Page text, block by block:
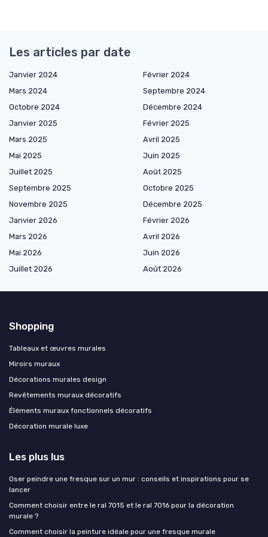
Les articles par date
Janvier 2024
Février 2024
Mars 2024
Septembre 2024
Octobre 2024
Décembre 2024
Janvier 2025
Février 2025
Mars 2025
Avril 2025
Mai 2025
Juin 2025
Juillet 2025
Août 2025
Septembre 2025
Octobre 2025
Novembre 2025
Décembre 2025
Janvier 2026
Février 2026
Mars 2026
Avril 2026
Mai 2026
Juin 2026
Juillet 2026
Août 2026
Shopping
Tableaux et œuvres murales
Miroirs muraux
Décorations murales design
Revêtements muraux décoratifs
Éléments muraux fonctionnels décoratifs
Décoration murale luxe
Les plus lus
Oser peindre une fresque sur un mur : conseils et inspirations pour se
lancer
Comment choisir entre le ral 7015 et le ral 7016 pour la décoration
murale ?
Comment choisir la peinture idéale pour une fresque murale